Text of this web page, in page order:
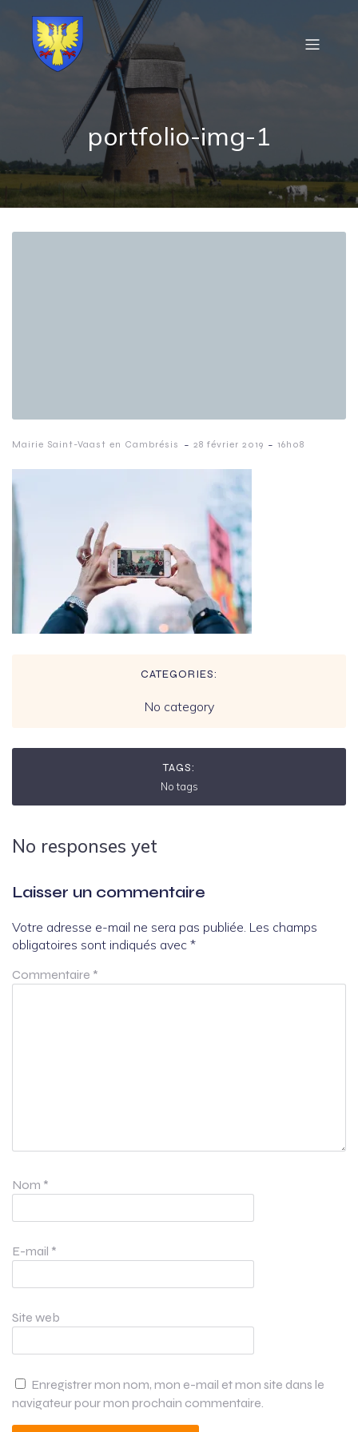
portfolio-img-1
Mairie Saint-Vaast en Cambrésis - 28 février 2019 - 16h08
CATEGORIES:
No category
TAGS:
No tags
No responses yet
Laisser un commentaire
Votre adresse e-mail ne sera pas publiée. Les champs
obligatoires sont indiqués avec *
Commentaire *
Nom *
E-mail *
Site web
Enregistrer mon nom, mon e-mail et mon site dans le
navigateur pour mon prochain commentaire.